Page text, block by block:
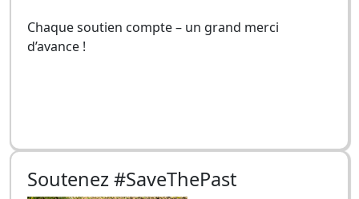
Chaque soutien compte – un grand merci
d’avance !
Soutenez #SaveThePast